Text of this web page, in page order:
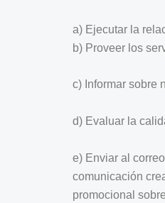
a) Ejecutar la
b) Proveer los
c) Informar sobre
d) Evaluar la
e) Enviar al
comunicación
promocional